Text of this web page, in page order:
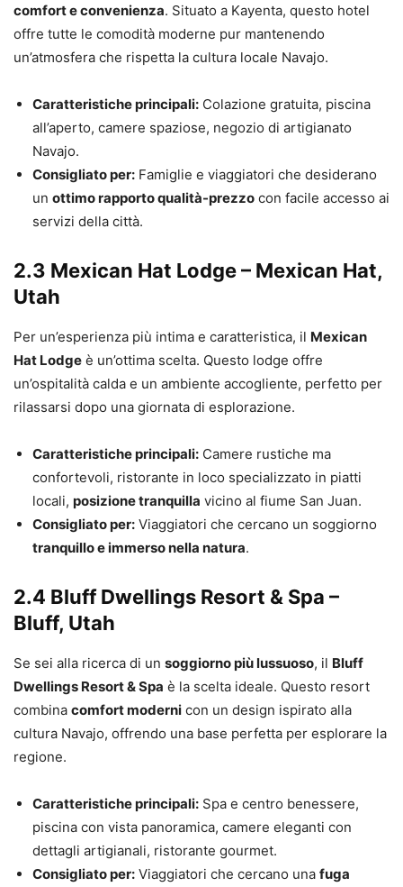
comfort e convenienza. Situato a Kayenta, questo hotel
offre tutte le comodità moderne pur mantenendo
un’atmosfera che rispetta la cultura locale Navajo.
Caratteristiche principali: Colazione gratuita, piscina
all’aperto, camere spaziose, negozio di artigianato
Navajo.
Consigliato per: Famiglie e viaggiatori che desiderano
un ottimo rapporto qualità-prezzo con facile accesso ai
servizi della città.
2.3 Mexican Hat Lodge – Mexican Hat,
Utah
Per un’esperienza più intima e caratteristica, il Mexican
Hat Lodge è un’ottima scelta. Questo lodge offre
un’ospitalità calda e un ambiente accogliente, perfetto per
rilassarsi dopo una giornata di esplorazione.
Caratteristiche principali: Camere rustiche ma
confortevoli, ristorante in loco specializzato in piatti
locali, posizione tranquilla vicino al fiume San Juan.
Consigliato per: Viaggiatori che cercano un soggiorno
tranquillo e immerso nella natura.
2.4 Bluff Dwellings Resort & Spa –
Bluff, Utah
Se sei alla ricerca di un soggiorno più lussuoso, il Bluff
Dwellings Resort & Spa è la scelta ideale. Questo resort
combina comfort moderni con un design ispirato alla
cultura Navajo, offrendo una base perfetta per esplorare la
regione.
Caratteristiche principali: Spa e centro benessere,
piscina con vista panoramica, camere eleganti con
dettagli artigianali, ristorante gourmet.
Consigliato per: Viaggiatori che cercano una fuga